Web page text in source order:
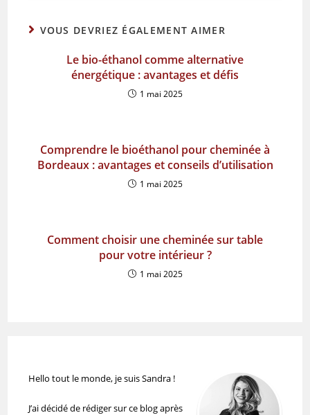
VOUS DEVRIEZ ÉGALEMENT AIMER
Le bio-éthanol comme alternative
énergétique : avantages et défis
1 mai 2025
Comprendre le bioéthanol pour cheminée à
Bordeaux : avantages et conseils d’utilisation
1 mai 2025
Comment choisir une cheminée sur table
pour votre intérieur ?
1 mai 2025
Hello tout le monde, je suis Sandra !
J’ai décidé de rédiger sur ce blog après